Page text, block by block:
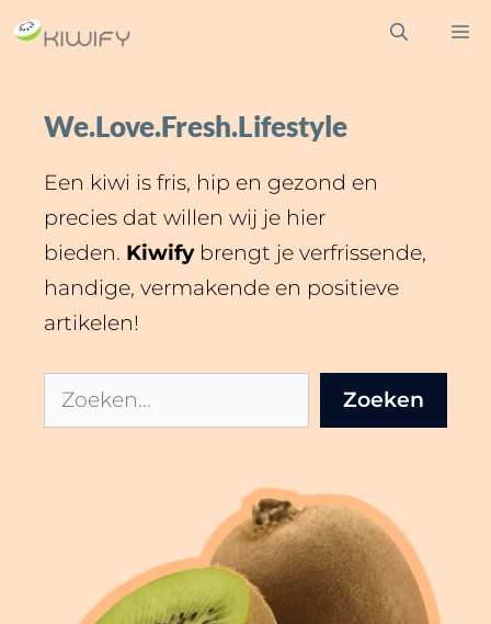
Ga
naar
inhoudWe.Love.Fresh.Lifestyle
Een kiwi is fris, hip en gezond en
precies dat willen wij je hier
bieden. Kiwifybrengt je verfrissende,
handige, vermakende en positieve
artikelen!
Zoeken Zoeken